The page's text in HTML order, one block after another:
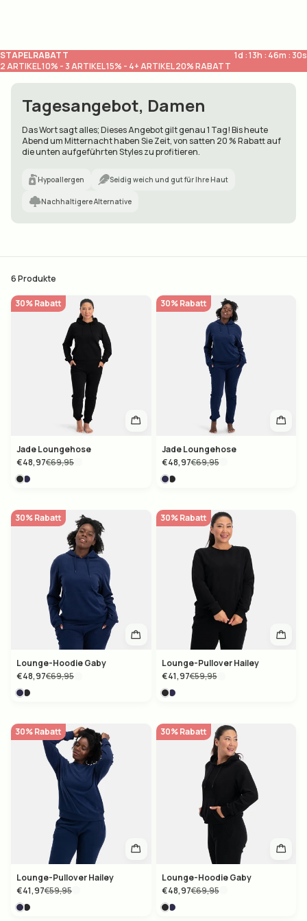
Unsere Geschichte Was wir tun
STAPELRABATT
2 ARTIKEL 10% - 3 ARTIKEL 15% - 4+ ARTIKEL 20% RABATT
1d : 13h : 46m : 30s
Tagesangebot, Damen
Das Wort sagt alles; Dieses Angebot gilt genau 1 Tag! Bis heute
Abend um Mitternacht haben Sie Zeit, von satten 20 % Rabatt auf
die unten aufgeführten Styles zu profitieren.
Hypoallergen Seidig weich und gut für Ihre Haut
Nachhaltigere Alternative
6Produkte
30% Rabatt
Jade Loungehose
€48,97€69,95
30% Rabatt
Jade Loungehose
€48,97€69,95
30% Rabatt
Lounge-Hoodie Gaby
€48,97€69,95
30% Rabatt
Lounge-Pullover Hailey
€41,97€59,95
30% Rabatt
Lounge-Pullover Hailey
€41,97€59,95
30% Rabatt
Lounge-Hoodie Gaby
€48,97€69,95